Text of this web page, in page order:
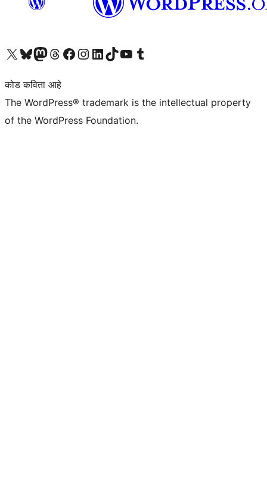
आमच्या X (एक्स) (पूर्वीचे ट्विटर) खात्याला भेट द्या आमच्या ब्लूस्की खात्याला भेट द्या.आमच्या Mastodon खात्याला भेट द्या.आमच्या थ्रेड्स खात्याला भेट द्या. आमच्या फेसबुक पेजला भेट द्या आमच्या इंस्टाग्राम खात्याला भेट द्या आमच्या लिंक्डइन खात्याला भेट द्या आमच्या टिकटॉक अकाउंटला भेट द्या.आमच्या यूट्यूब चॅनेलला भेट द्या आमच्या टंबलर खात्याला भेट द्या.
कोड कविता आहे
The WordPress® trademark is the intellectual property
of the WordPress Foundation.